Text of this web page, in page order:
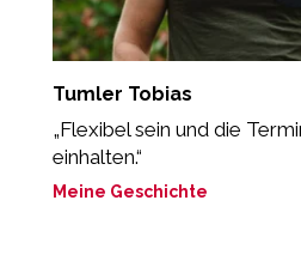
Tumler Tobias
„Flexibel sein und die
einhalten.“
Meine Geschichte